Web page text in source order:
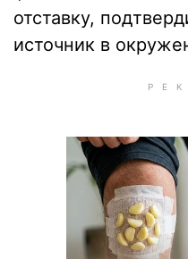
отставку,
источник в